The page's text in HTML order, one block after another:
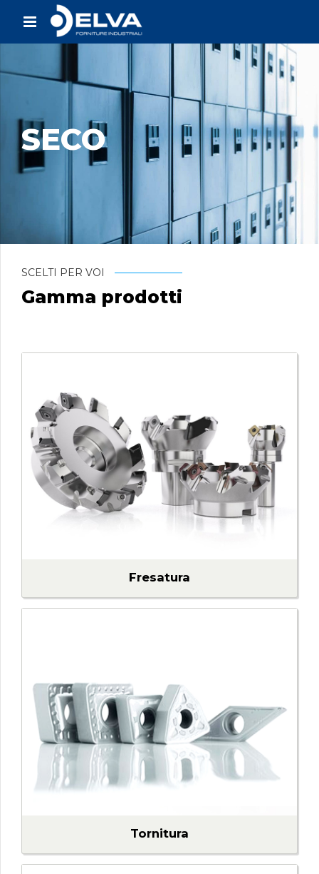
SECO
SCELTI PER VOI
Gamma prodotti
Fresatura
Tornitura